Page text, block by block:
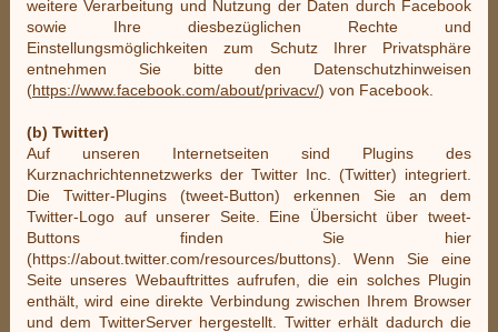
weitere Verarbeitung und Nutzung der Daten durch Facebook
sowie Ihre diesbezüglichen Rechte und
Einstellungsmöglichkeiten zum Schutz Ihrer Privatsphäre
entnehmen Sie bitte den Datenschutzhinweisen
(https://www.facebook.com/about/privacv/) von Facebook.
(b) Twitter)
Auf unseren Internetseiten sind Plugins des
Kurznachrichtennetzwerks der Twitter Inc. (Twitter) integriert.
Die Twitter-Plugins (tweet-Button) erkennen Sie an dem
Twitter-Logo auf unserer Seite. Eine Übersicht über tweet-
Buttons finden Sie hier
(https://about.twitter.com/resources/buttons). Wenn Sie eine
Seite unseres Webauftrittes aufrufen, die ein solches Plugin
enthält, wird eine direkte Verbindung zwischen Ihrem Browser
und dem TwitterServer hergestellt. Twitter erhält dadurch die